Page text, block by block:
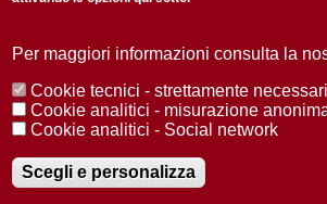
Accetto laPrivacy Policy
Redazione Copyright Privacy
Area
© 2025 Università di Padova
Registrazione presso il Tribunale di Padova n.
2012
Per maggiori informazioni consulta la
Cookie tecnici - strettamente necessari
Cookie analitici - misurazione
Cookie analitici - Social network
Scegli e personalizza